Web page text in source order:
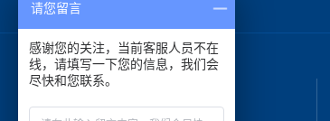
请您留言
感谢您的关注，当前客服人员不在
线，请填写一下您的信息，我们会
尽快和您联系。